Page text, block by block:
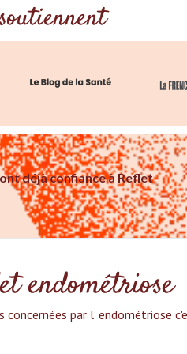
déjà confiance à Reflet
endométriose
par l’ endométriose